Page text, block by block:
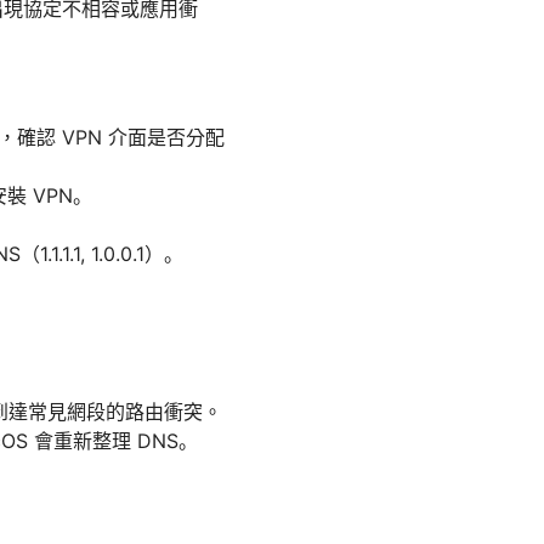
協定不相容或應用衝
確認 VPN 介面是否分配
VPN。
1.0.0.1）。
常見網段的路由衝突。
會重新整理 DNS。